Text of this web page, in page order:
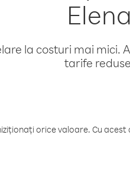
Elena
la costuri mai mici.
tarife
orice valoare. Cu